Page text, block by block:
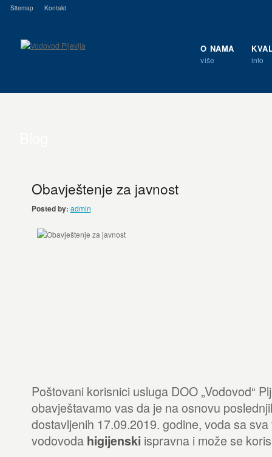
Sitemap Kontakt
O NAMA
više info
Obavještenje za javnost
Posted by: admin
Poštovani korisnici usluga DOO „Vodovod“
obavještavamo vas da je na osnovu
dostavljenih 17.09.2019. godine, voda sa
vodovoda higijenski ispravna i može se